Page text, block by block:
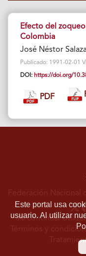
Efecto del
Colombia
José Néstor
Publicado: 1991-02-01
DOI: https://doi.org/
PDF
Este portal usa
usuario. Al utilizar
Federación Nacional
Al continuar
Términos y